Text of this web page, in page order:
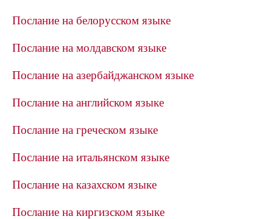
Послание на белорусском языке
Послание на молдавском языке
Послание на азербайджанском языке
Послание на английском языке
Послание на греческом языке
Послание на итальянском языке
Послание на казахском языке
Послание на киргизском языке